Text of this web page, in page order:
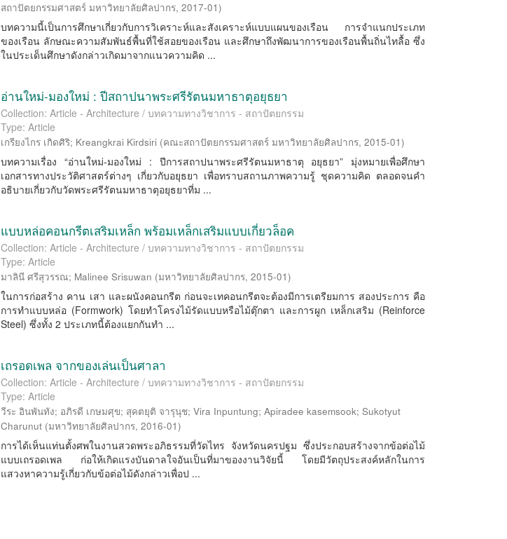
สถาปัตยกรรมศาสตร์ มหาวิทยาลัยศิลปากร,2017-01)
บทความนี้เป็นการศึกษาเกี่ยวกับการวิเคราะห์และสังเคราะห์แบบแผนของเรือน การจำแนกประเภท
ของเรือน ลักษณะความสัมพันธ์พื้นที่ใช้สอยของเรือน และศึกษาถึงพัฒนาการของเรือนพื้นถิ่นไทลื้อ ซึ่ง
ในประเด็นศึกษาดังกล่าวเกิดมาจากแนวความคิด ...
อ่านใหม่-มองใหม่ : ปีสถาปนาพระศรีรัตนมหาธาตุอยุธยา
Collection: Article - Architecture / บทความทางวิชาการ - สถาปัตยกรรม
Type: Article
เกรียงไกร เกิดศิริ; Kreangkrai Kirdsiri (คณะสถาปัตยกรรมศาสตร์ มหาวิทยาลัยศิลปากร,2015-01)
บทความเรื่อง “อ่านใหม่-มองใหม่ : ปีการสถาปนาพระศรีรัตนมหาธาตุ อยุธยา” มุ่งหมายเพื่อศึกษา
เอกสารทางประวัติศาสตร์ต่างๆ เกี่ยวกับอยุธยา เพื่อทราบสถานภาพความรู้ ชุดความคิด ตลอดจนคำ
อธิบายเกี่ยวกับวัดพระศรีรัตนมหาธาตุอยุธยาที่ม ...
แบบหล่อคอนกรีตเสริมเหล็ก พร้อมเหล็กเสริมแบบเกี่ยวล็อค
Collection: Article - Architecture / บทความทางวิชาการ - สถาปัตยกรรม
Type: Article
มาลินี ศรีสุวรรณ; Malinee Srisuwan (มหาวิทยาลัยศิลปากร,2015-01)
ในการก่อสร้าง คาน เสา และผนังคอนกรีต ก่อนจะเทคอนกรีตจะต้องมีการเตรียมการ สองประการ คือ
การทำแบบหล่อ (Formwork) โดยทำโครงไม้รัดแบบหรือไม้ตุ๊กตา และการผูก เหล็กเสริม (Reinforce
Steel) ซึ่งทั้ง 2 ประเภทนี้ต้องแยกกันทำ ...
เถรอดเพล จากของเล่นเป็นศาลา
Collection: Article - Architecture / บทความทางวิชาการ - สถาปัตยกรรม
Type: Article
วีระ อินพันทัง; อภิรดี เกษมศุข; สุคตยุติ จารุนุช;Vira Inpuntung;Apiradee kasemsook;Sukotyut
Charunut (มหาวิทยาลัยศิลปากร,2016-01)
การได้เห็นแท่นตั้งศพในงานสวดพระอภิธรรมที่วัดไทร จังหวัดนครปฐม ซึ่งประกอบสร้างจากข้อต่อไม้
แบบเถรอดเพล ก่อให้เกิดแรงบันดาลใจอันเป็นที่มาของงานวิจัยนี้ โดยมีวัตถุประสงค์หลักในการ
แสวงหาความรู้เกี่ยวกับข้อต่อไม้ดังกล่าวเพื่อป ...